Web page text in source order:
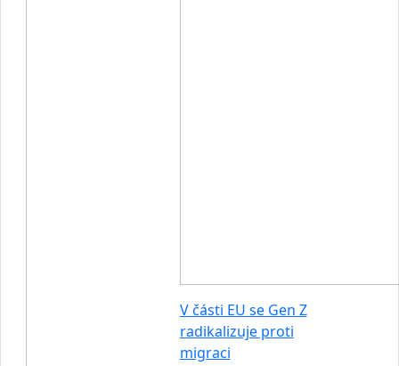
V části EU se Gen Z
radikalizuje proti
migraci